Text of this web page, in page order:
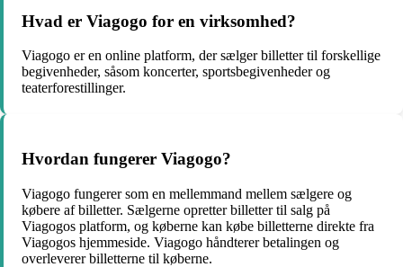
Hvad er Viagogo for en virksomhed?
Viagogo er en online platform, der sælger billetter til forskellige
begivenheder, såsom koncerter, sportsbegivenheder og
teaterforestillinger.
Hvordan fungerer Viagogo?
Viagogo fungerer som en mellemmand mellem sælgere og
købere af billetter. Sælgerne opretter billetter til salg på
Viagogos platform, og køberne kan købe billetterne direkte fra
Viagogos hjemmeside. Viagogo håndterer betalingen og
overleverer billetterne til køberne.